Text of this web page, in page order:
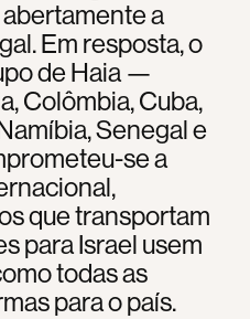
a
Em resposta, o
de Haia —
Colômbia, Cuba,
Senegal e
se a
que transportam
para Israel usem
todas as
para o país.